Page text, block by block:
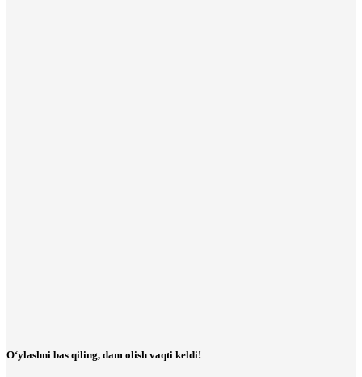
O‘ylashni bas qiling, dam olish vaqti keldi!